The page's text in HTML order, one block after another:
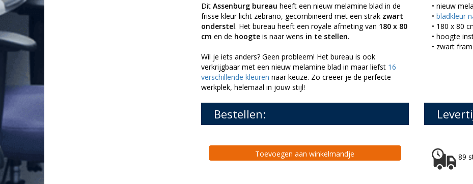
Dit Assenburg bureau heeft een nieuw melamine blad in de
frisse kleur licht zebrano, gecombineerd met een strak zwart
onderstel. Het bureau heeft een royale afmeting van 180 x 80
cm en de hoogte is naar wens in te stellen.
Wil je iets anders? Geen probleem! Het bureau is ook
verkrijgbaar met een nieuw melamine blad in maar liefst 16
verschillende kleuren naar keuze. Zo creëer je de perfecte
werkplek, helemaal in jouw stijl!
• nieuw
•bladkleur
• 180 x 80
• hoogte
• zwart
Bestellen:
Toevoegen aan winkelmandje 89